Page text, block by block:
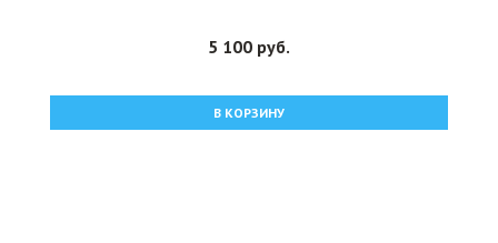
5 100 руб.
В КОРЗИНУ